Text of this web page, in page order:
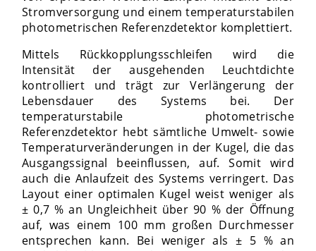
Stromversorgung und einem temperaturstabilen
photometrischen Referenzdetektor komplettiert.
Mittels Rückkopplungsschleifen wird die
Intensität der ausgehenden Leuchtdichte
kontrolliert und trägt zur Verlängerung der
Lebensdauer des Systems bei. Der
temperaturstabile photometrische
Referenzdetektor hebt sämtliche Umwelt- sowie
Temperaturveränderungen in der Kugel, die das
Ausgangssignal beeinflussen, auf. Somit wird
auch die Anlaufzeit des Systems verringert. Das
Layout einer optimalen Kugel weist weniger als
± 0,7 % an Ungleichheit über 90 % der Öffnung
auf, was einem 100 mm großen Durchmesser
entsprechen kann. Bei weniger als ± 5 % an